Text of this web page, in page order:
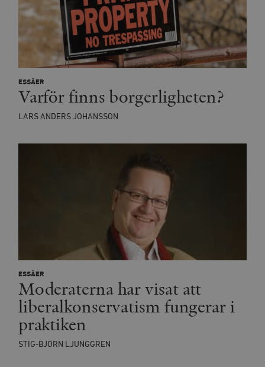
ESSÄER
Varför finns borgerligheten?
LARS ANDERS JOHANSSON
ESSÄER
Moderaterna har visat att
liberalkonservatism fungerar i
praktiken
STIG-BJÖRN LJUNGGREN